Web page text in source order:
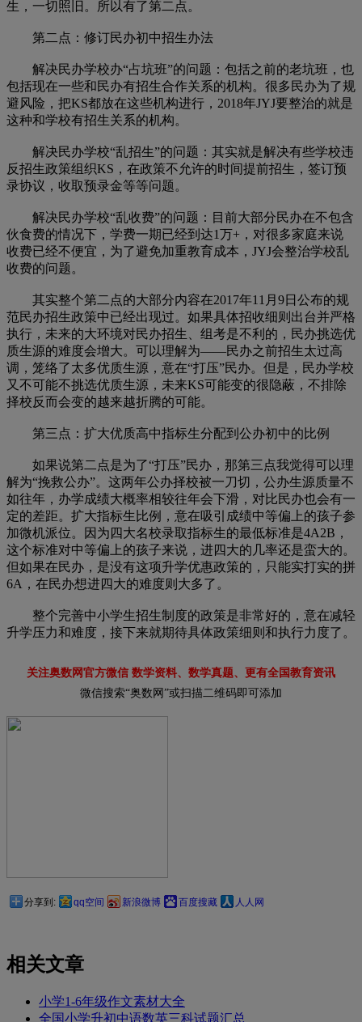
生，一切照旧。所以有了第二点。
第二点：修订民办初中招生办法
解决民办学校办“占坑班”的问题：包括之前的老坑班，也
包括现在一些和民办有招生合作关系的机构。很多民办为了规
避风险，把KS都放在这些机构进行，2018年JYJ要整治的就是
这种和学校有招生关系的机构。
解决民办学校“乱招生”的问题：其实就是解决有些学校违
反招生政策组织KS，在政策不允许的时间提前招生，签订预
录协议，收取预录金等等问题。
解决民办学校“乱收费”的问题：目前大部分民办在不包含
伙食费的情况下，学费一期已经到达1万+，对很多家庭来说
收费已经不便宜，为了避免加重教育成本，JYJ会整治学校乱
收费的问题。
其实整个第二点的大部分内容在2017年11月9日公布的规
范民办招生政策中已经出现过。如果具体招收细则出台并严格
执行，未来的大环境对民办招生、组考是不利的，民办挑选优
质生源的难度会增大。可以理解为——民办之前招生太过高
调，笼络了太多优质生源，意在“打压”民办。但是，民办学校
又不可能不挑选优质生源，未来KS可能变的很隐蔽，不排除
择校反而会变的越来越折腾的可能。
第三点：扩大优质高中指标生分配到公办初中的比例
如果说第二点是为了“打压”民办，那第三点我觉得可以理
解为“挽救公办”。这两年公办择校被一刀切，公办生源质量不
如往年，办学成绩大概率相较往年会下滑，对比民办也会有一
定的差距。扩大指标生比例，意在吸引成绩中等偏上的孩子参
加微机派位。因为四大名校录取指标生的最低标准是4A2B，
这个标准对中等偏上的孩子来说，进四大的几率还是蛮大的。
但如果在民办，是没有这项升学优惠政策的，只能实打实的拼
6A，在民办想进四大的难度则大多了。
整个完善中小学生招生制度的政策是非常好的，意在减轻
升学压力和难度，接下来就期待具体政策细则和执行力度了。
关注奥数网官方微信 数学资料、数学真题、更有全国教育资讯
微信搜索“奥数网”或扫描二维码即可添加
分享到: qq空间 新浪微博 百度搜藏 人人网
相关文章
小学1-6年级作文素材大全
全国小学升初中语数英三科试题汇总